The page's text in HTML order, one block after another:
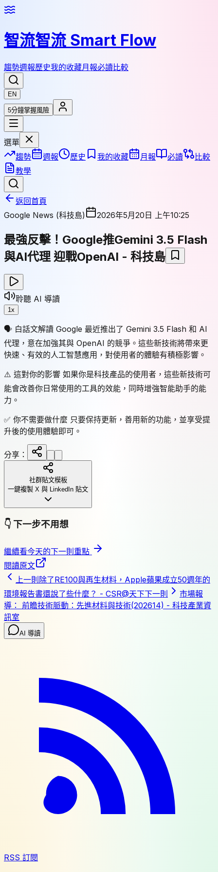
智流智流 Smart Flow
趨勢週報歷史我的收藏月報必讀比較
EN
5分鐘掌握風險
選單
趨勢
週報 歷史 我的收藏 月報 必讀
比較
教學
返回首頁
Google News (科技島)
2026年5月20日 上午10:25
最強反擊！Google推Gemini 3.5 Flash
與AI代理 迎戰OpenAI - 科技島
聆聽 AI 導讀
1x
🗣 白話文解讀 Google 最近推出了 Gemini 3.5 Flash 和 AI
代理，意在加強其與 OpenAI 的競爭。這些新技術將帶來更
快速、有效的人工智慧應用，對使用者的體驗有積極影響。
⚠️ 這對你的影響 如果你是科技產品的使用者，這些新技術可
能會改善你日常使用的工具的效能，同時增強智能助手的能
力。
✅ 你不需要做什麼 只要保持更新，善用新的功能，並享受提
升後的使用體驗即可。
分享：
社群貼文模板
一鍵複製 X 與 LinkedIn 貼文
👇 下一步不用想
繼續看今天的下一則重點
閱讀原文
上一則 除了RE100與再生材料，Apple蘋果成立50週年的
環境報告書還說了些什麼？ - CSR@天下下一則
市場報
導： 前瞻技術脈動：先進材料與技術(202614) - 科技產業資
訊室
AI 導讀
RSS 訂閱